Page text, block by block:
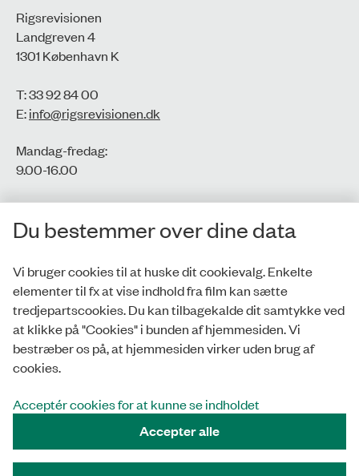
Rigsrevisionen
Landgreven 4
1301 København K
T: 33 92 84 00
E:info@rigsrevisionen.dk
Mandag-fredag:
9.00-16.00​
CVR-nr.: 77806113
EAN-nr.: 5798000016002
Privatlivspolitik
Whistleblowerordning
Tilgængelighedserklæring
Tilmeld nyhedsbrev
Du bestemmer over dine data
Vi bruger cookies til at huske dit cookievalg. Enkelte
elementer til fx at vise indhold fra film kan sætte
tredjepartscookies. Du kan tilbagekalde dit samtykke ved
at klikke på "Cookies" i bunden af hjemmesiden. Vi
bestræber os på, at hjemmesiden virker uden brug af
cookies.
Acceptér cookies for at kunne se indholdet
Accepter alle